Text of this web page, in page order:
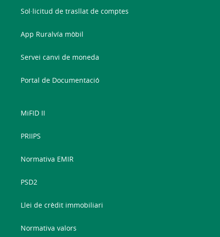
Sol·licitud de trasllat de comptes
App Ruralvía mòbil
Servei canvi de moneda
Portal de Documentació
MiFID II
PRIIPS
Normativa EMIR
PSD2
Llei de crèdit immobiliari
Normativa valors